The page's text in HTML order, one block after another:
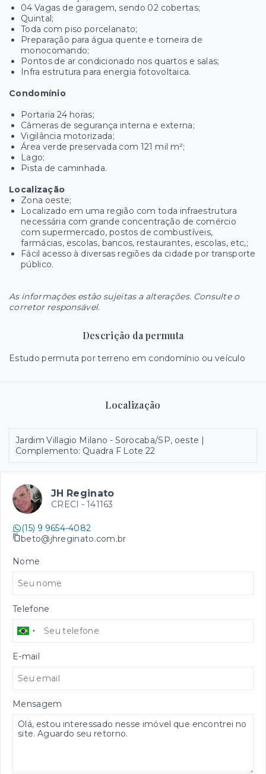
04 Vagas de garagem, sendo 02 cobertas;
Quintal;
Toda com piso porcelanato;
Preparação para água quente e torneira de
monocomando;
Pontos de ar condicionado nos quartos e salas;
Infra estrutura para energia fotovoltaica.
Condomínio
Portaria 24 horas;
Câmeras de segurança interna e externa;
Vigilância motorizada;
Área verde preservada com 121 mil m²;
Lago;
Pista de caminhada.
Localização
Zona oeste;
Localizado em uma região com toda infraestrutura
necessária com grande concentração de comércio
com supermercado, postos de combustíveis,
farmácias, escolas, bancos, restaurantes, escolas, etc,;
Fácil acesso à diversas regiões da cidade por transporte
público.
As informações estão sujeitas a alterações. Consulte o
corretor responsável.
Descrição da permuta
Estudo permuta por terreno em condomínio ou veículo
Localização
Jardim Villagio Milano - Sorocaba/SP, oeste |
Complemento: Quadra F Lote 22
JH Reginato
CRECI - 141163
(15) 9 9654-4082
beto@jhreginato.com.br
Nome
Telefone
E-mail
Mensagem